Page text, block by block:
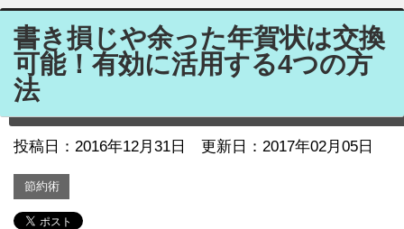
書き損じや余った年賀状は交換
可能！有効に活用する4つの方
法
投稿日： 2016年12月31日 更新日：2017年02月05日
節約術